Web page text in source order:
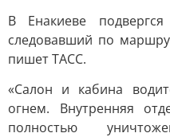
В Енакиеве
следовавший по
пишет ТАСС.
«Салон и кабина
огнем. Внутренняя
полностью